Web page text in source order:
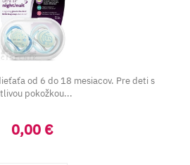
od 6 do 18 mesiacov. Pre deti s
pokožkou...
0,00 €